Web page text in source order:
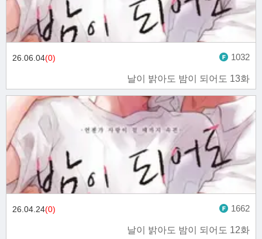
날이 밝아도 밤이 되어도 13화
26.06.04(0) 1032
날이 밝아도 밤이 되어도 12화
26.04.24(0) 1662